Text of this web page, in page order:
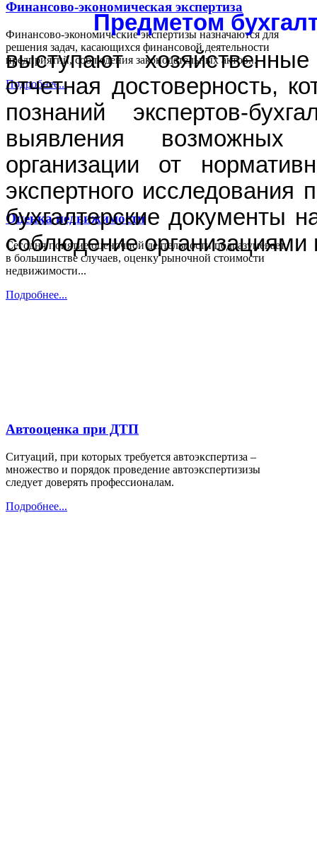
Финансово-экономическая экспертиза
Финансово-экономические экспертизы назначаются для
решения задач, касающихся финансовой деятельности
предприятий, соблюдения законодательных актов...
Подробнее...
Оценка недвижимости
Сегодня понятие оценочной деятельности подразумевает,
в большинстве случаев, оценку рыночной стоимости
недвижимости...
Подробнее...
Автооценка при ДТП
Ситуаций, при которых требуется автоэкспертиза –
множество и порядок проведение автоэкспертизизы
следует доверять профессионалам.
Подробнее...
Предметом
выступают
отчетная достоверность,
познаний экспертов-
выявления возможных
организации от
экспертного исследования
бухгалтерские документы
соблюдение организациями